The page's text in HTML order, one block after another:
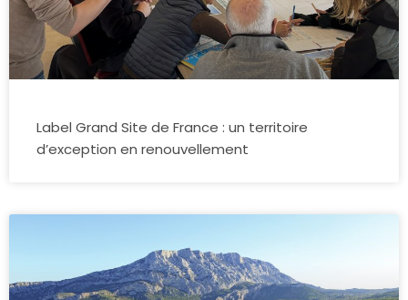
Label Grand Site de France : un territoire
d’exception en renouvellement